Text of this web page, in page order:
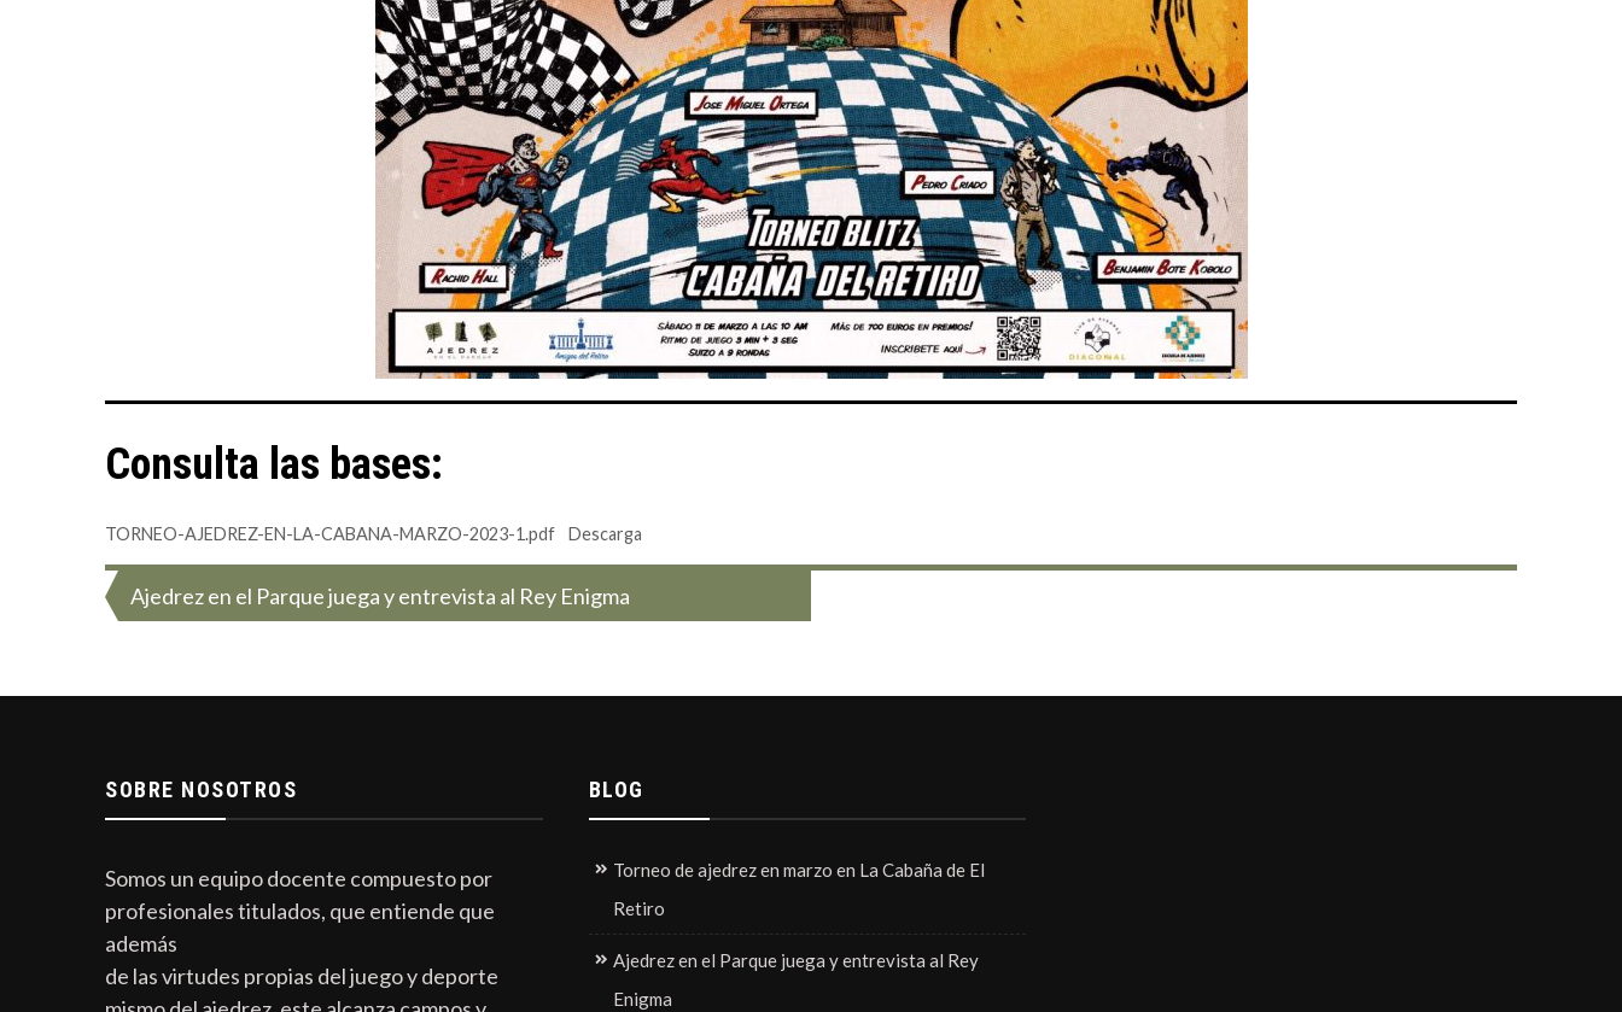
Consulta las bases:
TORNEO-AJEDREZ-EN-LA-CABANA-MARZO-2023-1.pdf Descarga
Navegación
entradas
Ajedrez en el Parque juega y entrevista al Rey Enigma
SOBRE NOSOTROS
Somos un equipo docente compuesto por
profesionales titulados, que entiende que
además
de las virtudes propias del juego y deporte
BLOG
Torneo de ajedrez en marzo en La Cabaña de El
Retiro
Ajedrez en el Parque juega y entrevista al Rey
Enigma